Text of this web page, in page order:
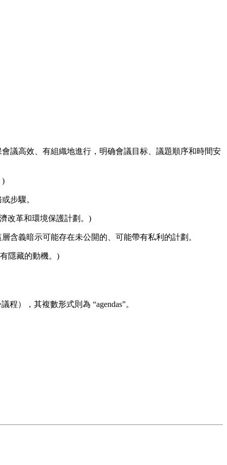
議高效、有組織地進行，明确會議目标、議題順序和時間安
)
步驟。
改革和環境保護計劃。)
含義暗示可能存在未公開的、可能帶有私利的計劃。
隱藏的動機。)
），其複數形式則為 “agendas”。